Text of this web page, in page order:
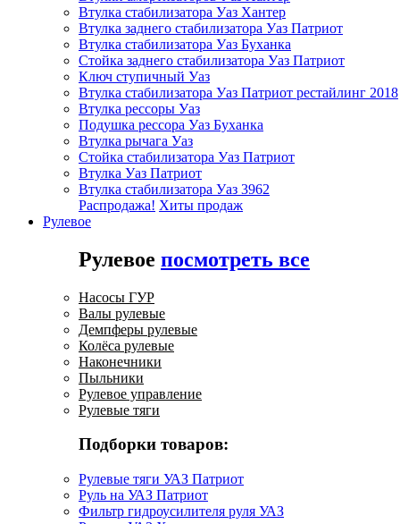
Втулка стабилизатора Уаз Хантер
Втулка заднего стабилизатора Уаз Патриот
Втулка стабилизатора Уаз Буханка
Стойка заднего стабилизатора Уаз Патриот
Ключ ступичный Уаз
Втулка стабилизатора Уаз Патриот рестайлинг 2018
Втулка рессоры Уаз
Подушка рессора Уаз Буханка
Втулка рычага Уаз
Стойка стабилизатора Уаз Патриот
Втулка Уаз Патриот
Втулка стабилизатора Уаз 3962
Распродажа! Хиты продаж
Рулевое
Рулевое посмотреть все
Насосы ГУР
Валы рулевые
Демпферы рулевые
Колёса рулевые
Наконечники
Пыльники
Рулевое управление
Рулевые тяги
Подборки товаров:
Рулевые тяги УАЗ Патриот
Руль на УАЗ Патриот
Фильтр гидроусилителя руля УАЗ